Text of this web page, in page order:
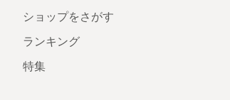
ショップをさがす
ランキング
特集